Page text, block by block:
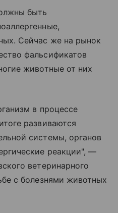
быть
Сейчас же на рынок
фальсификатов
животные от них
в процессе
развиваются
системы, органов
реакции", —
ветеринарного
с болезнями животных